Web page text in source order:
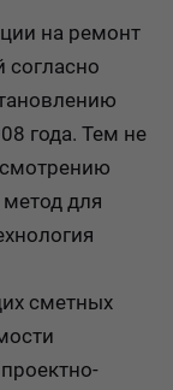
на ремонт
согласно
года. Тем не
для
сметных